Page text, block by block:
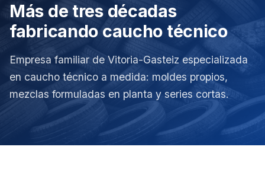
Más de tres décadas
fabricando caucho técnico
Empresa familiar de Vitoria-Gasteiz especializada
en caucho técnico a medida: moldes propios,
mezclas formuladas en planta y series cortas.